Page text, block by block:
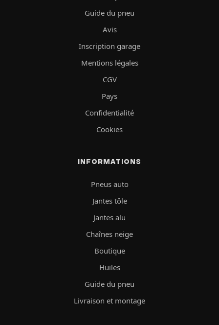
Guide du pneu
Avis
Inscription garage
Mentions légales
CGV
Pays
Confidentialité
Cookies
INFORMATIONS
Pneus auto
Jantes tôle
Jantes alu
Chaînes neige
Boutique
Huiles
Guide du pneu
Livraison et montage